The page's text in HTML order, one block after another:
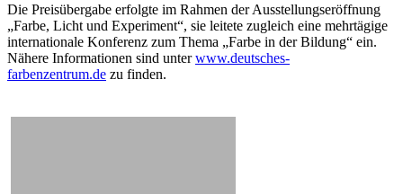
Die Preisübergabe erfolgte im Rahmen der Ausstellungseröffnung
„Farbe, Licht und Experiment“, sie leitete zugleich eine mehrtägige
internationale Konferenz zum Thema „Farbe in der Bildung“ ein.
Nähere Informationen sind unterwww.deutsches-
farbenzentrum.de zu finden.